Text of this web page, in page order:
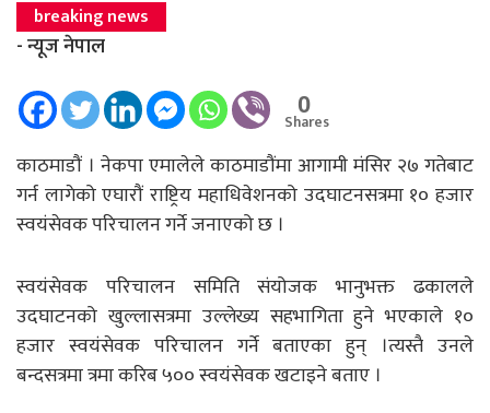
breaking news
- न्यूज नेपाल
0
Shares
काठमाडौं । नेकपा एमालेले काठमाडौंमा आगामी मंसिर २७ गतेबाट
गर्न लागेको एघारौं राष्ट्रिय महाधिवेशनको उदघाटनसत्रमा १० हजार
स्वयंसेवक परिचालन गर्ने जनाएको छ ।
स्वयंसेवक परिचालन समिति संयोजक भानुभक्त ढकालले
उदघाटनको खुल्लासत्रमा उल्लेख्य सहभागिता हुने भएकाले १०
हजार स्वयंसेवक परिचालन गर्ने बताएका हुन् ।त्यस्तै उनले
बन्दसत्रमा त्रमा करिब ५०० स्वयंसेवक खटाइने बताए ।